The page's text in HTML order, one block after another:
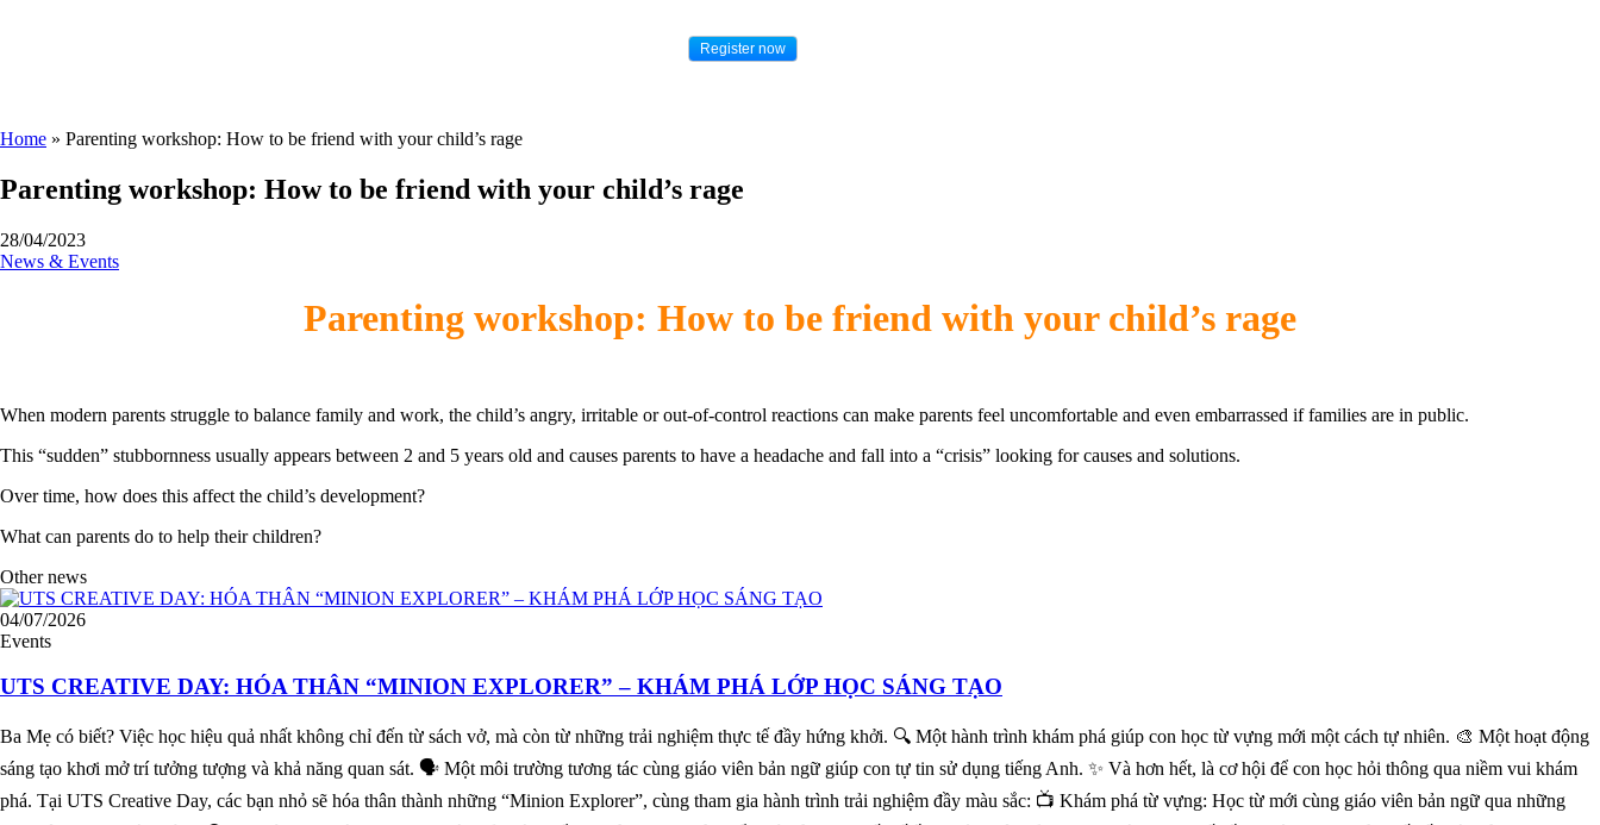
Home » Parenting workshop: How to be friend with your child’s rage
Parenting workshop: How to be friend with your child’s rage
28/04/2023
News & Events
Parenting workshop: How to be friend with your child’s rage
When modern parents struggle to balance family and work, the child’s angry, irritable or out-of-control reactions can make parents feel uncomfortable and even embarrassed if families are in public.
This “sudden” stubbornness usually appears between 2 and 5 years old and causes parents to have a headache and fall into a “crisis” looking for causes and solutions.
Over time, how does this affect the child’s development?
What can parents do to help their children?
Other news
04/07/2026
Events
UTS CREATIVE DAY: HÓA THÂN “MINION EXPLORER” – KHÁM PHÁ LỚP HỌC SÁNG TẠO
Ba Mẹ có biết? Việc học hiệu quả nhất không chỉ đến từ sách vở, mà còn từ những trải nghiệm thực tế đầy hứng khởi. 🔍 Một hành trình khám phá giúp con học từ vựng mới một cách tự nhiên. 🎨 Một hoạt động
sáng tạo khơi mở trí tưởng tượng và khả năng quan sát. 🗣️ Một môi trường tương tác cùng giáo viên bản ngữ giúp con tự tin sử dụng tiếng Anh. ✨ Và hơn hết, là cơ hội để con học hỏi thông qua niềm vui khám
phá. Tại UTS Creative Day, các bạn nhỏ sẽ hóa thân thành những “Minion Explorer”, cùng tham gia hành trình trải nghiệm đầy màu sắc: 📺 Khám phá từ vựng: Học từ mới cùng giáo viên bản ngữ qua những